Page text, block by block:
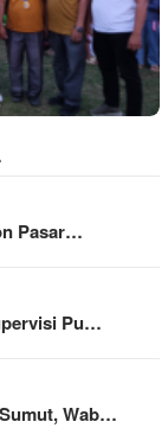
Pasar…
Pu…
Wab…